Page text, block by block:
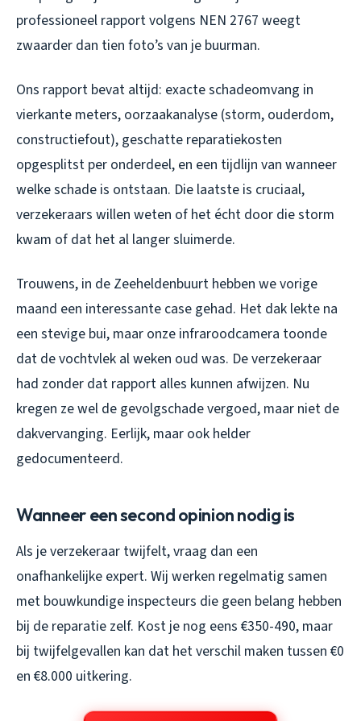
professioneel rapport volgens NEN 2767 weegt
zwaarder dan tien foto’s van je buurman.
Ons rapport bevat altijd: exacte schadeomvang in
vierkante meters, oorzaakanalyse (storm, ouderdom,
constructiefout), geschatte reparatiekosten
opgesplitst per onderdeel, en een tijdlijn van wanneer
welke schade is ontstaan. Die laatste is cruciaal,
verzekeraars willen weten of het écht door die storm
kwam of dat het al langer sluimerde.
Trouwens, in de Zeeheldenbuurt hebben we vorige
maand een interessante case gehad. Het dak lekte na
een stevige bui, maar onze infraroodcamera toonde
dat de vochtvlek al weken oud was. De verzekeraar
had zonder dat rapport alles kunnen afwijzen. Nu
kregen ze wel de gevolgschade vergoed, maar niet de
dakvervanging. Eerlijk, maar ook helder
gedocumenteerd.
Wanneer een second opinion nodig is
Als je verzekeraar twijfelt, vraag dan een
onafhankelijke expert. Wij werken regelmatig samen
met bouwkundige inspecteurs die geen belang hebben
bij de reparatie zelf. Kost je nog eens €350-490, maar
bij twijfelgevallen kan dat het verschil maken tussen €0
en €8.000 uitkering.